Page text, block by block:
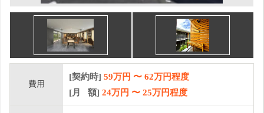
費用
[契約時] 59万円 〜 62万円程度
[月 額] 24万円 〜 25万円程度